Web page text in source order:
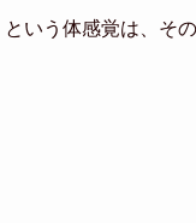
いう体感覚は、そ